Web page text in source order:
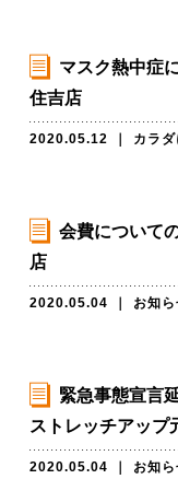
マスク熱中症
住吉店
2020.05.12 カラ
会費について
店
2020.05.04 お知ら
緊急事態宣言
ストレッチアップ
2020.05.04 お知ら